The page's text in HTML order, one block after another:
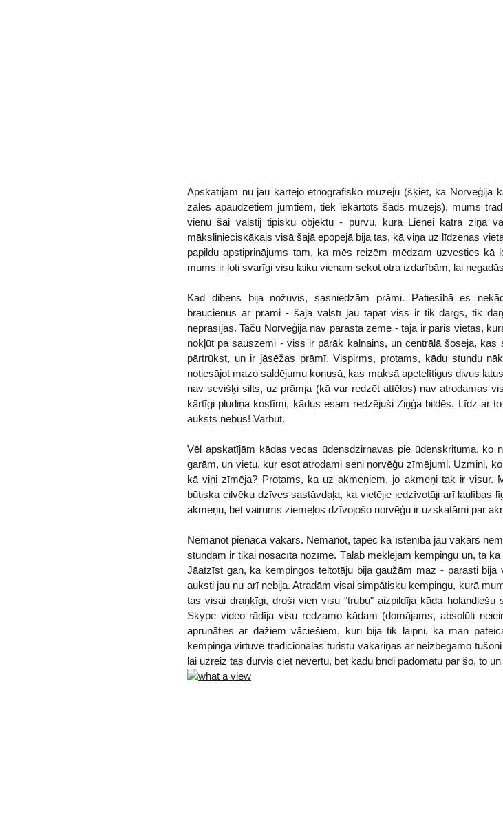
Apskatījām nu jau kārtējo etnogrāfisko muzeju (šķiet, ka Norvēģijā
zāles apaudzētiem jumtiem, tiek iekārtots šāds muzejs), mums
vienu šai valstij tipisku objektu - purvu, kurā Lienei katrā ziņā
mākslinieciskākais visā šajā epopejā bija tas, kā viņa uz līdzenas
papildu apstiprinājums tam, ka mēs reizēm mēdzam uzvesties kā
mums ir ļoti svarīgi visu laiku vienam sekot otra izdarībām, lai
Kad dibens bija nožuvis, sasniedzām prāmi. Patiesībā es
braucienus ar prāmi - šajā valstī jau tāpat viss ir tik dārgs, tik
neprasījās. Taču Norvēģija nav parasta zeme - tajā ir pāris vietas,
nokļūt pa sauszemi - viss ir pārāk kalnains, un centrālā šoseja,
pārtrūkst, un ir jāsēžas prāmī. Vispirms, protams, kādu stundu
notiesājot mazo saldējumu konusā, kas maksā apetelītigus divus
nav sevišķi silts, uz prāmja (kā var redzēt attēlos) nav atrodamas
kārtīgi pludiņa kostīmi, kādus esam redzējuši Ziņģa bildēs. Līdz ar
auksts nebūs! Varbūt.
Vēl apskatījām kādas vecas ūdensdzirnavas pie ūdenskrituma, ko
garām, un vietu, kur esot atrodami seni norvēģu zīmējumi. Uzmini,
kā viņi zīmēja? Protams, ka uz akmeņiem, jo akmeņi tak ir visur.
būtiska cilvēku dzīves sastāvdaļa, ka vietējie iedzīvotāji arī laulības
akmeņu, bet vairums ziemeļos dzīvojošo norvēģu ir uzskatāmi par
Nemanot pienāca vakars. Nemanot, tāpēc ka īstenībā jau vakars
stundām ir tikai nosacīta nozīme. Tālab meklējām kempingu un, tā
Jāatzīst gan, ka kempingos teltotāju bija gaužām maz - parasti
auksti jau nu arī nebija. Atradām visai simpātisku kempingu, kurā
tas visai draņķīgi, droši vien visu "trubu" aizpildīja kāda
Skype video rādīja visu redzamo kādam (domājams, absolūti
aprunāties ar dažiem vāciešiem, kuri bija tik laipni, ka man
kempinga virtuvē tradicionālās tūristu vakariņas ar neizbēgamo
lai uzreiz tās durvis ciet nevērtu, bet kādu brīdi padomātu par šo, to